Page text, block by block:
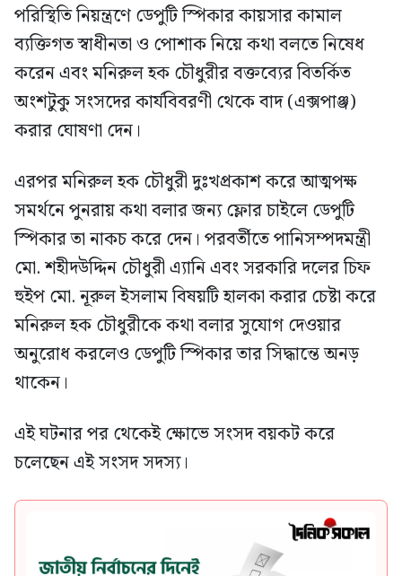
পরিস্থিতি নিয়ন্ত্রণে ডেপুটি স্পিকার কায়সার কামাল
ব্যক্তিগত স্বাধীনতা ও পোশাক নিয়ে কথা বলতে নিষেধ
করেন এবং মনিরুল হক চৌধুরীর বক্তব্যের বিতর্কিত
অংশটুকু সংসদের কার্যবিবরণী থেকে বাদ (এক্সপাঞ্জ)
করার ঘোষণা দেন।
এরপর মনিরুল হক চৌধুরী দুঃখপ্রকাশ করে আত্মপক্ষ
সমর্থনে পুনরায় কথা বলার জন্য ফ্লোর চাইলে ডেপুটি
স্পিকার তা নাকচ করে দেন। পরবর্তীতে পানিসম্পদমন্ত্রী
মো. শহীদউদ্দিন চৌধুরী এ্যানি এবং সরকারি দলের চিফ
হুইপ মো. নূরুল ইসলাম বিষয়টি হালকা করার চেষ্টা করে
মনিরুল হক চৌধুরীকে কথা বলার সুযোগ দেওয়ার
অনুরোধ করলেও ডেপুটি স্পিকার তার সিদ্ধান্তে অনড়
থাকেন।
এই ঘটনার পর থেকেই ক্ষোভে সংসদ বয়কট করে
চলেছেন এই সংসদ সদস্য।